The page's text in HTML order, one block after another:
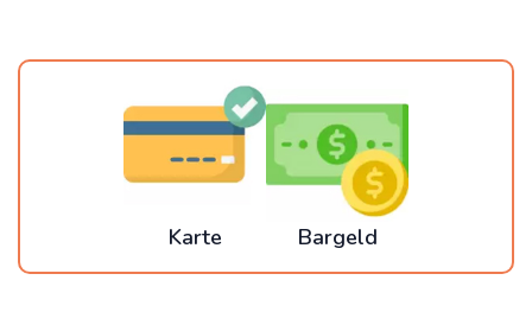
Karte Bargeld